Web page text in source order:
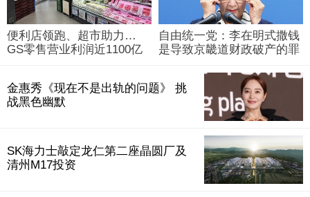
便利店领跑、超市助力…
GS零售营业利润近1100亿
自由统一党：李在明式撒钱
是导致京畿道财政破产的罪
金惠秀《现在不是出轨的问题》 挑
战黑色幽默
SK海力士敲定龙仁第二座晶圆厂及
清州M17投资